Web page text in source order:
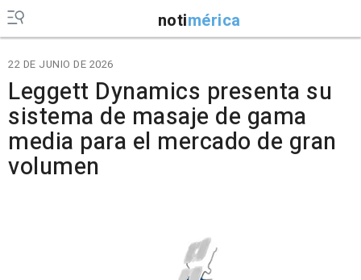
notimérica
22 DE JUNIO DE 2026
Leggett Dynamics presenta su
sistema de masaje de gama
media para el mercado de gran
volumen